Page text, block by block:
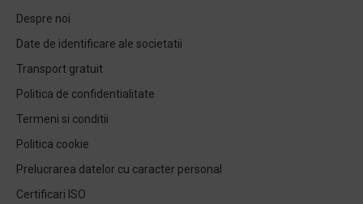
Despre noi
Date de identificare ale societatii
Transport gratuit
Politica de confidentialitate
Termeni si conditii
Politica cookie
Prelucrarea datelor cu caracter personal
Certificari ISO